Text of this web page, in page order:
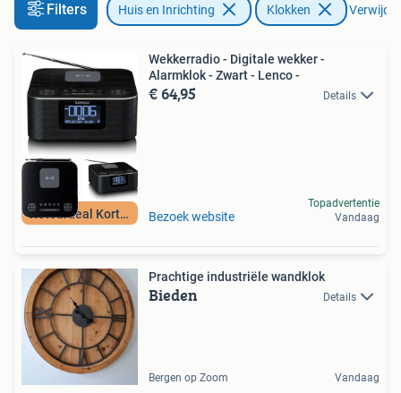
Filters Huis en Inrichting Klokken
Retourdeal Korting
Wekkerradio - Digitale wekker -
Alarmklok - Zwart - Lenco -
€ 64,95 Details
Bezoek website
Topadvertentie
Vandaag
Prachtige industriële wandklok
Bieden Details
Bergen op Zoom Vandaag